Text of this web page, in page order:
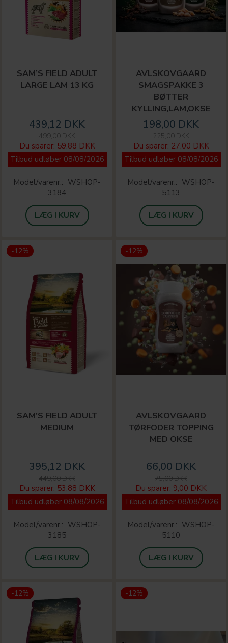
SAM’S FIELD ADULT
LARGE LAM 13 KG
439,12 DKK
499,00 DKK
Du sparer: 59,88 DKK
Tilbud udløber 08/08/2026
Model/varenr.: WSHOP-
3184
LÆG I KURV
AVLSKOVGAARD
SMAGSPAKKE 3
BØTTER
KYLLING,LAM,OKSE
198,00 DKK
225,00 DKK
Du sparer: 27,00 DKK
Tilbud udløber 08/08/2026
Model/varenr.: WSHOP-
5113
LÆG I KURV
-12%
SAM’S FIELD ADULT
MEDIUM
395,12 DKK
449,00 DKK
Du sparer: 53,88 DKK
Tilbud udløber 08/08/2026
Model/varenr.: WSHOP-
3185
LÆG I KURV
-12%
AVLSKOVGAARD
TØRFODER TOPPING
MED OKSE
66,00 DKK
75,00 DKK
Du sparer: 9,00 DKK
Tilbud udløber 08/08/2026
Model/varenr.: WSHOP-
5110
LÆG I KURV
-12% -12%